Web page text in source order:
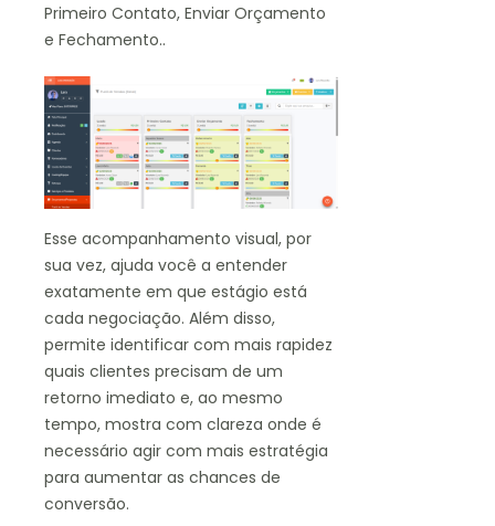
Primeiro Contato, Enviar Orçamento
e Fechamento..
Esse acompanhamento visual, por
sua vez, ajuda você a entender
exatamente em que estágio está
cada negociação. Além disso,
permite identificar com mais rapidez
quais clientes precisam de um
retorno imediato e, ao mesmo
tempo, mostra com clareza onde é
necessário agir com mais estratégia
para aumentar as chances de
conversão.